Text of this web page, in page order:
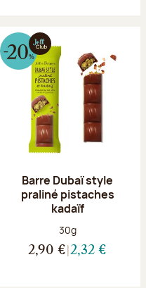
Barre Dubaï style
praliné pistaches
kadaïf
Poids net :
30g
2,90 € 2,32 €